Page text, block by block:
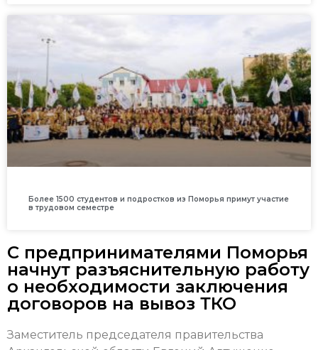
Более 1500 студентов и подростков из Поморья примут участие
в трудовом семестре
С предпринимателями Поморья
начнут разъяснительную работу
о необходимости заключения
договоров на вывоз ТКО
Заместитель председателя правительства